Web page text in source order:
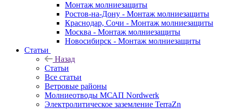
Монтаж молниезащиты
Ростов-на-Дону - Монтаж молниезащиты
Краснодар, Сочи - Монтаж молниезащиты
Москва - Монтаж молниезащиты
Новосибирск - Монтаж молниезащиты
Статьи
Назад
Статьи
Все статьи
Ветровые районы
Молниеотводы МСАП Nordwerk
Электролитическое заземление TerraZn